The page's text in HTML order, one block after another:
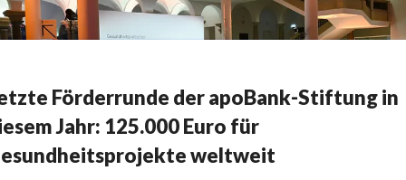
Förderrunde der apoBank-Stiftung in
Jahr: 125.000 Euro für
weltweit